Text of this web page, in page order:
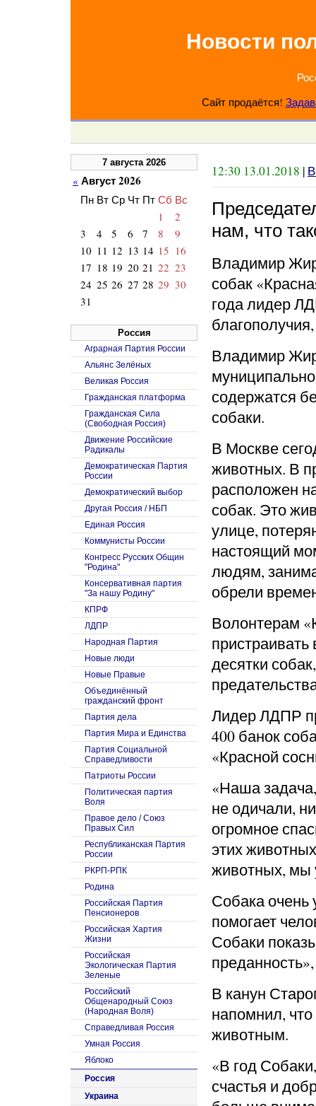
Новости
Сайт продаётся!
12:30 13.01.2018 |
нам, что
Владимир
собак
года лидер
Владимир
содержатся
собаки.
В Москве
животных. В
расположен
собак. Это
улице,
настоящий
людям,
обрели
Волонтерам
десятки
Лидер ЛДПР
400 банок
«Красной
«Наша
не одичали,
огромное
этих
животных, мы
Собака очень
помогает
Собаки
В канун
напомнил,
животным.
«В год
счастья и
7 августа 2026
« Август 2026
Пн Вт Ср Чт Пт Сб Вс
1
2
3
4 5 6 7 8
9
10 11 12 13 14 15 16
17 18 19 20 21 22 23
24 25 26 27 28 29 30
31
Россия
Аграрная Партия России
Альянс Зелёных
Великая Россия
Гражданская платформа
Гражданская Сила
(Свободная Россия)
Движение Российские
Радикалы
Демократическая Партия
России
Демократический выбор
Другая Россия / НБП
Единая Россия
Коммунисты России
Конгресс Русских Общин
"Родина"
Консервативная партия
"За нашу Родину"
КПРФ
ЛДПР
Народная Партия
Новые люди
Новые Правые
Объединённый
гражданский фронт
Партия дела
Партия Мира и Единства
Партия Социальной
Справедливости
Патриоты России
Политическая партия
Воля
Правое дело / Союз
Правых Сил
Республиканская Партия
России
РКРП-РПК
Родина
Российская Партия
Пенсионеров
Российская Хартия
Жизни
Российская
Экологическая Партия
Зеленые
Российский
Общенародный Союз
(Народная Воля)
Справедливая Россия
Умная Россия
Яблоко
Россия
Украина